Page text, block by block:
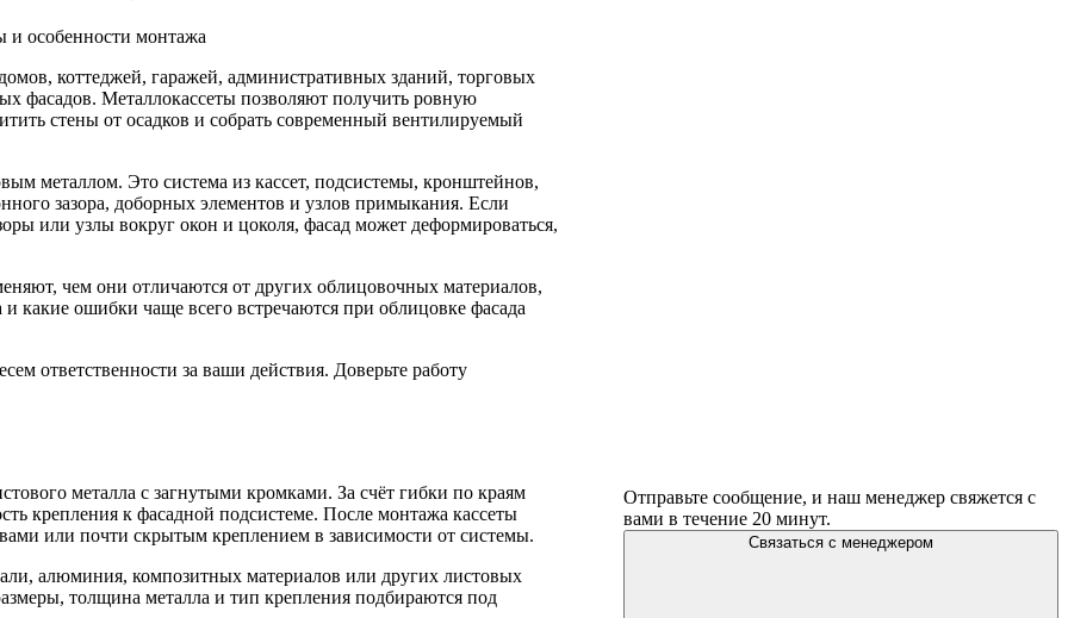
коттеджей, гаражей, административных зданий, торговых
фасадов. Металлокассеты позволяют получить ровную
стены от осадков и собрать современный вентилируемый
металлом. Это система из кассет, подсистемы, кронштейнов,
зазора, доборных элементов и узлов примыкания. Если
или узлы вокруг окон и цоколя, фасад может деформироваться,
чем они отличаются от других облицовочных материалов,
какие ошибки чаще всего встречаются при облицовке фасада
ответственности за ваши действия. Доверьте работу
металла с загнутыми кромками. За счёт гибки по краям
крепления к фасадной подсистеме. После монтажа кассеты
или почти скрытым креплением в зависимости от системы.
алюминия, композитных материалов или других листовых
толщина металла и тип крепления подбираются под
Отправьте сообщение, и наш менеджер свяжется с
вами в течение 20 минут.
Связаться с менеджером